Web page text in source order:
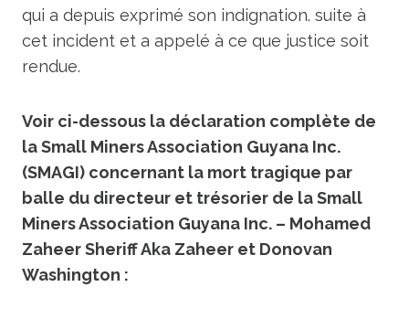
qui a depuis exprimé son indignation. suite à
cet incident et a appelé à ce que justice soit
rendue.
Voir ci-dessous la déclaration complète de
la Small Miners Association Guyana Inc.
(SMAGI) concernant la mort tragique par
balle du directeur et trésorier de la Small
Miners Association Guyana Inc. – Mohamed
Zaheer Sheriff Aka Zaheer et Donovan
Washington :